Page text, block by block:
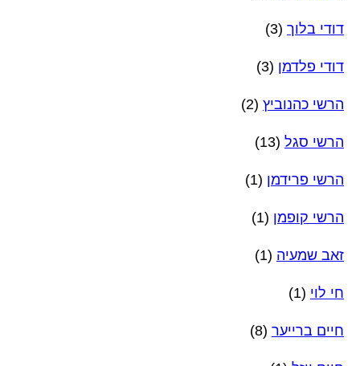
דודי בלוך (3)
דודי פלדמן (3)
הרשי כהנוביץ (2)
הרשי סגל (13)
הרשי פרידמן (1)
הרשי קופמן (1)
זאב שמעיה (1)
חי לוי (1)
חיים ברייער (8)